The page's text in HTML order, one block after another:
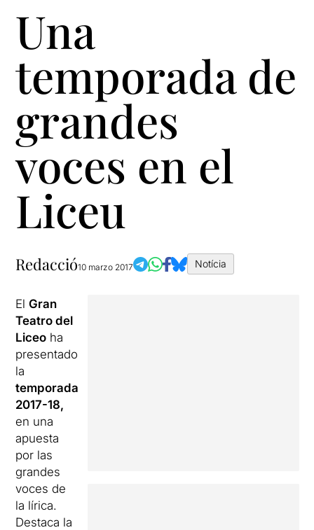
Una
temporada de
grandes
voces en el
Liceu
Redacció10 marzo 2017 Notícia
ElGran
Teatro del
Liceo ha
presentado
la
temporada
2017-18,
en una
apuesta
por las
grandes
voces de
la lírica.
Destaca la